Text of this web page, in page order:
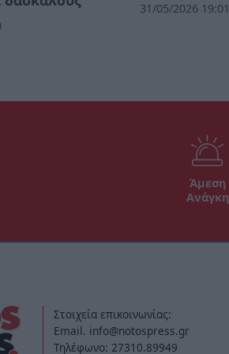
31/05/2026 19:01
Άμεση
Ανάγκη
Στοιχεία επικοινωνίας:
Email. info@notospress.gr
Τηλέφωνο: 27310.89949